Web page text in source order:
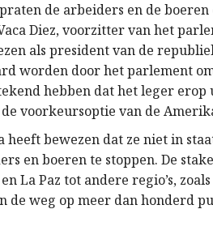
de arbeiders en de
Diez, voorzitter van het
als president van de
worden door het parlement
hebben dat het leger
voorkeursoptie van de
heeft bewezen dat ze niet in
en boeren te stoppen. De
La Paz tot andere regio’s,
de weg op meer dan honderd